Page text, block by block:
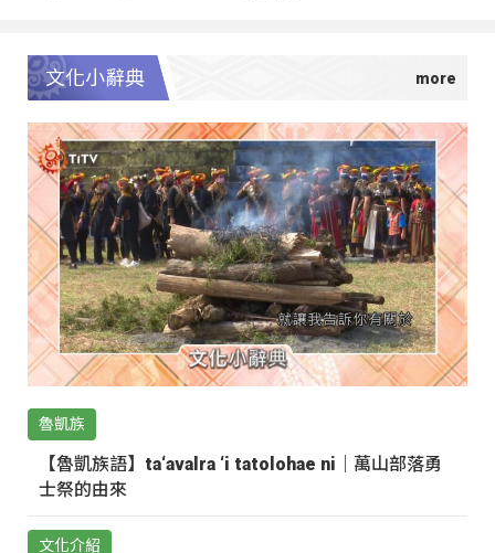
文化小辭典
魯凱族
【魯凱族語】ta‘avalra ‘i tatolohae ni｜萬山部落勇
士祭的由來
文化介紹